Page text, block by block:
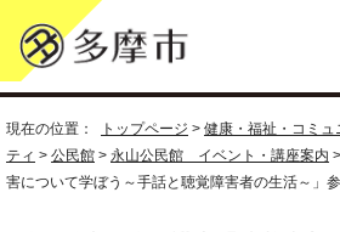
現在の位置： トップページ > 健康・福祉・コミュ
ティ > 公民館 > 永山公民館 イベント・講座案内
害について学ぼう～手話と聴覚障害者の生活～」